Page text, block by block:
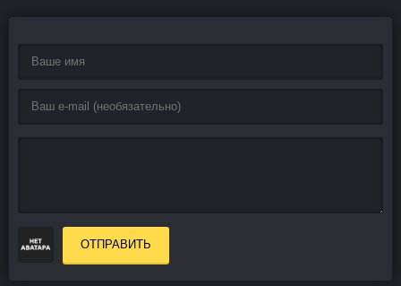
ОТПРАВИТЬ